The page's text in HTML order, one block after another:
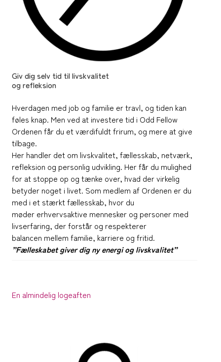
Giv dig selv tid til livskvalitet
og refleksion
Hverdagen med job og familie er travl, og tiden kan
føles knap. Men ved at investere tid i Odd Fellow
Ordenen får du et værdifuldt frirum, og mere at give
tilbage.
Her handler det om livskvalitet, fællesskab, netværk,
refleksion og personlig udvikling. Her får du mulighed
for at stoppe op og tænke over, hvad der virkelig
betyder noget i livet. Som medlem af Ordenen er du
med i et stærkt fællesskab, hvor du
møder erhvervsaktive mennesker og personer med
livserfaring, der forstår og respekterer
balancen mellem familie, karriere og fritid.
”Fælleskabet giver dig ny energi oglivskvalitet”
En almindelig logeaften